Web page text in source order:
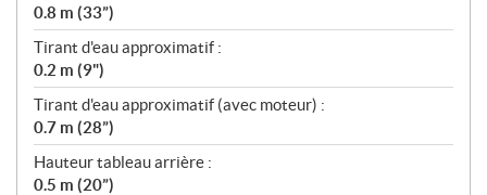
0.8 m (33”)
Tirant d'eau approximatif :
0.2 m (9")
Tirant d'eau approximatif (avec moteur) :
0.7 m (28”)
Hauteur tableau arrière :
0.5 m (20”)